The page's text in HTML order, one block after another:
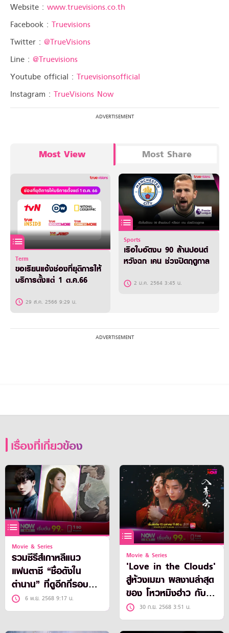
Website : www.truevisions.co.th
Facebook : Truevisions
Twitter : @TrueVisions
Line : @Truevisions
Youtube official : Truevisionsofficial
Instagram : TrueVisions Now
Most View Most Share
Term
ขอเรียนแจ้งช่องที่ยุติการให้
บริการตั้งแต่ 1 ต.ค.66
29 ส.ค. 2566 9:29 น.
Sports
เรือใบอัดงบ 90 ล้านปอนด์
หวังฉก เคน ช่วงปิดฤดูกาล
2 ม.ค. 2564 3:45 น.
เรื่องที่เกี่ยวข้อง
Movie & Series
รวมซีรีส์เกาหลีแนว
แฟนตาซี “ชื่อดังใน
ตำนาน” ที่ดูอีกกี่รอบก็
ยังอินเหมือนเดิม
6 พ.ย. 2568 9:17 น.
Movie & Series
'Love in the Clouds'
สู่ห้วงเมฆา ผลงานล่าสุด
ของ โหวหมิงฮ่าว กับ
หลูอวี้เสี่ยว
30 ก.ย. 2568 3:51 น.